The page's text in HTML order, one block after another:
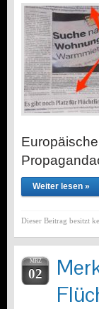
Weiter lesen »
Dieser Beitrag besitzt
MRZ
02